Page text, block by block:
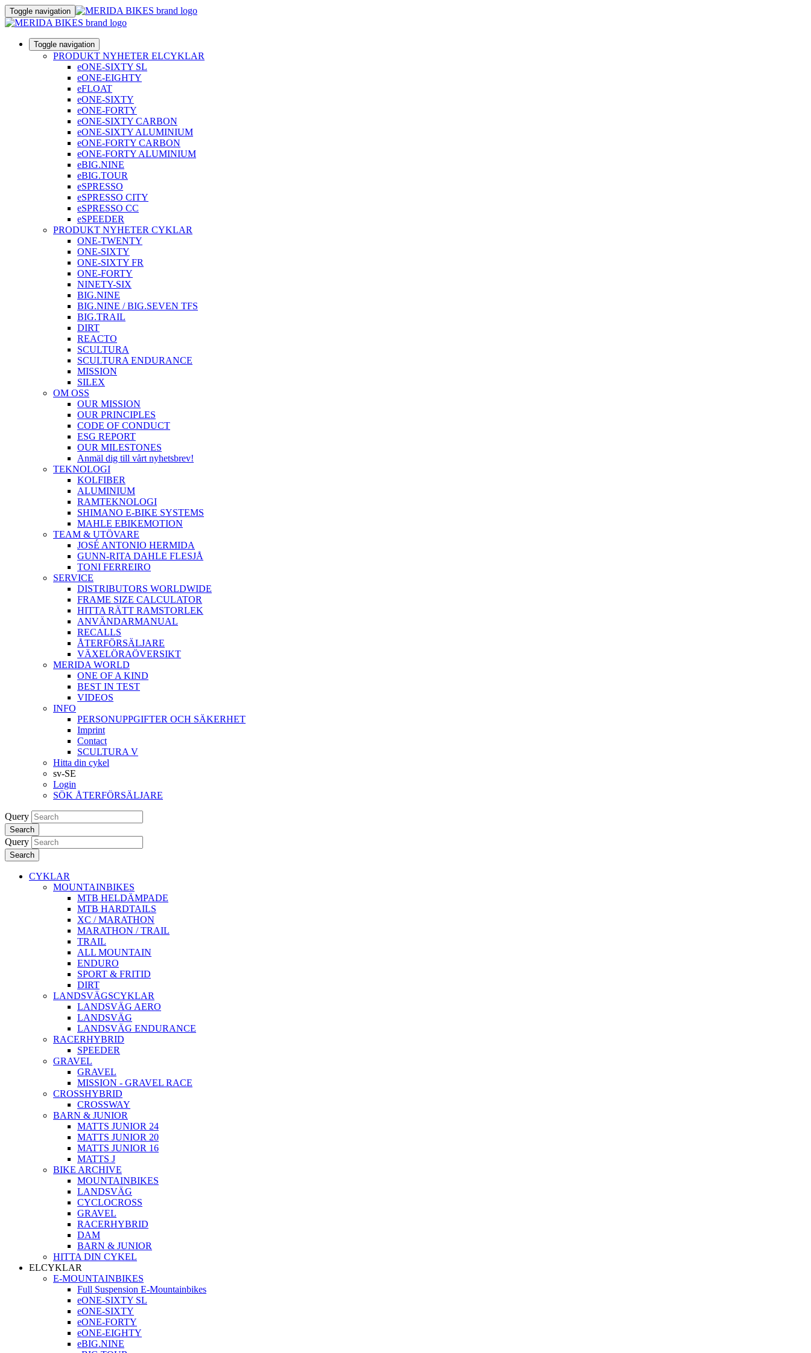
Toggle navigation
Toggle navigation
PRODUKT NYHETER ELCYKLAR
eONE-SIXTY SL
eONE-EIGHTY
eFLOAT
eONE-SIXTY
eONE-FORTY
eONE-SIXTY CARBON
eONE-SIXTY ALUMINIUM
eONE-FORTY CARBON
eONE-FORTY ALUMINIUM
eBIG.NINE
eBIG.TOUR
eSPRESSO
eSPRESSO CITY
eSPRESSO CC
eSPEEDER
PRODUKT NYHETER CYKLAR
ONE-TWENTY
ONE-SIXTY
ONE-SIXTY FR
ONE-FORTY
NINETY-SIX
BIG.NINE
BIG.NINE / BIG.SEVEN TFS
BIG.TRAIL
DIRT
REACTO
SCULTURA
SCULTURA ENDURANCE
MISSION
SILEX
OM OSS
OUR MISSION
OUR PRINCIPLES
CODE OF CONDUCT
ESG REPORT
OUR MILESTONES
Anmäl dig till vårt nyhetsbrev!
TEKNOLOGI
KOLFIBER
ALUMINIUM
RAMTEKNOLOGI
SHIMANO E-BIKE SYSTEMS
MAHLE EBIKEMOTION
TEAM & UTÖVARE
JOSÉ ANTONIO HERMIDA
GUNN-RITA DAHLE FLESJÅ
TONI FERREIRO
SERVICE
DISTRIBUTORS WORLDWIDE
FRAME SIZE CALCULATOR
HITTA RÄTT RAMSTORLEK
ANVÄNDARMANUAL
RECALLS
ÅTERFÖRSÄLJARE
VÄXELÖRAÖVERSIKT
MERIDA WORLD
ONE OF A KIND
BEST IN TEST
VIDEOS
INFO
PERSONUPPGIFTER OCH SÄKERHET
Imprint
Contact
SCULTURA V
Hitta din cykel
sv-SE
Login
SÖK ÅTERFÖRSÄLJARE
Query
Search
Query
Search
CYKLAR
MOUNTAINBIKES
MTB HELDÄMPADE
MTB HARDTAILS
XC / MARATHON
MARATHON / TRAIL
TRAIL
ALL MOUNTAIN
ENDURO
SPORT & FRITID
DIRT
LANDSVÄGSCYKLAR
LANDSVÄG AERO
LANDSVÄG
LANDSVÄG ENDURANCE
RACERHYBRID
SPEEDER
GRAVEL
GRAVEL
MISSION - GRAVEL RACE
CROSSHYBRID
CROSSWAY
BARN & JUNIOR
MATTS JUNIOR 24
MATTS JUNIOR 20
MATTS JUNIOR 16
MATTS J
BIKE ARCHIVE
MOUNTAINBIKES
LANDSVÄG
CYCLOCROSS
GRAVEL
RACERHYBRID
DAM
BARN & JUNIOR
HITTA DIN CYKEL
ELCYKLAR
E-MOUNTAINBIKES
Full Suspension E-Mountainbikes
eONE-SIXTY SL
eONE-SIXTY
eONE-FORTY
eONE-EIGHTY
eBIG.NINE